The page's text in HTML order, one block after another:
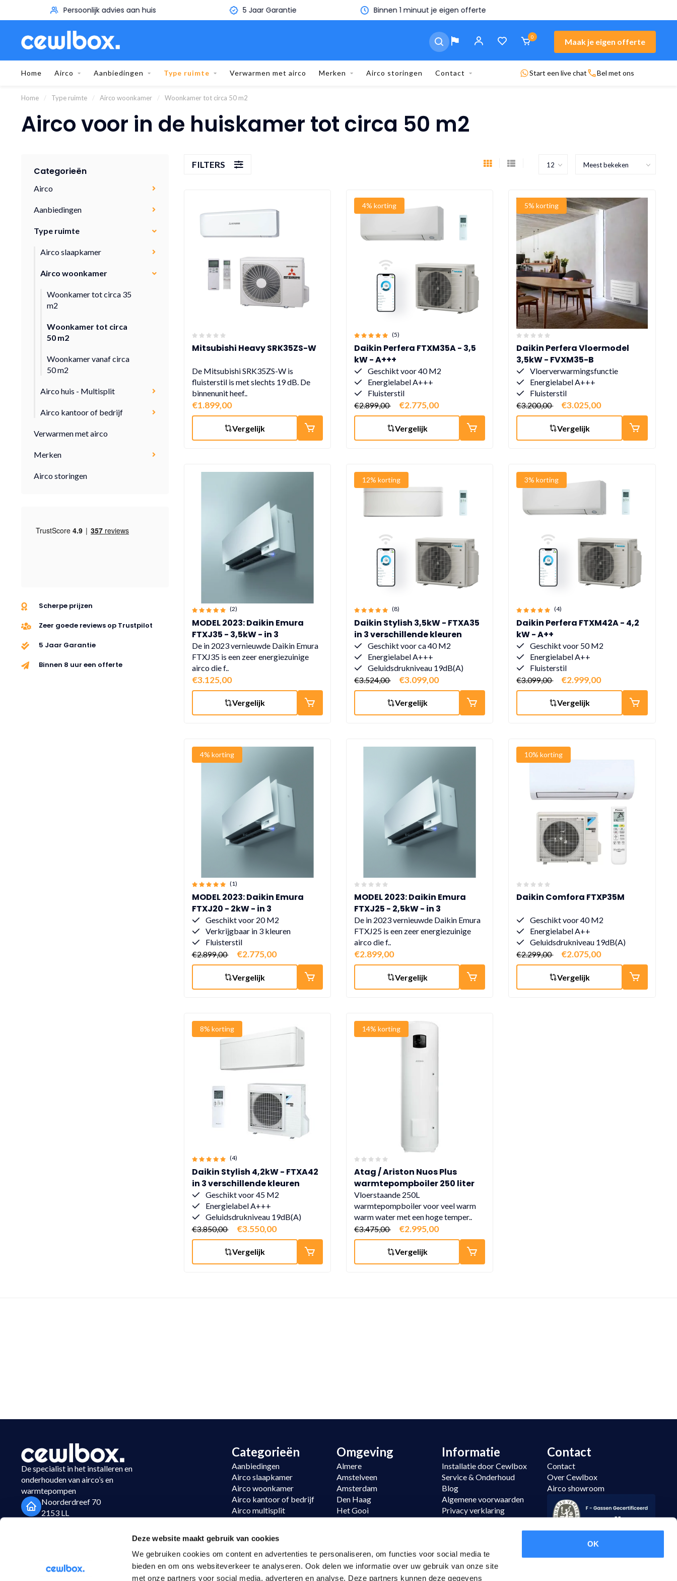
Deze website maakt gebruik van cookies
We gebruiken cookies om content en advertenties te personaliseren, om functies voor social media te
bieden en om ons websiteverkeer te analyseren. Ook delen we informatie over uw gebruik van onze site
met onze partners voor social media, adverteren en analyse. Deze partners kunnen deze gegevens
OK
Persoonlijk advies aan huis 5 Jaar Garantie Binnen 1 minuut je eigen offerte
0 Maak je eigen offerte
Home Airco Aanbiedingen Type ruimte Verwarmen met airco Merken Airco storingen Contact Start een live chat Bel met ons
Home / Type ruimte / Airco woonkamer / Woonkamer tot circa 50 m2
Airco voor in de huiskamer tot circa 50 m2
Categorieën
Airco
Aanbiedingen
Type ruimte
Airco slaapkamer
Airco woonkamer
Woonkamer tot circa 35
m2
Woonkamer tot circa
50 m2
Woonkamer vanaf circa
50 m2
Airco huis - Multisplit
Airco kantoor of bedrijf
Verwarmen met airco
Merken
Airco storingen
Scherpe prijzen
Zeer goede reviews op Trustpilot
5 Jaar Garantie
Binnen 8 uur een offerte
FILTERS
Mitsubishi Heavy SRK35ZS-W
De Mitsubishi SRK35ZS-W is
fluisterstil is met slechts 19 dB. De
binnenunit heef..
€1.899,00
Vergelijk
4% korting
(5)
Daikin Perfera FTXM35A - 3,5
kW - A+++
Geschikt voor 40 M2
Energielabel A+++
Fluisterstil
€2.899,00
€2.775,00
Vergelijk
5% korting
Daikin Perfera Vloermodel
3,5kW - FVXM35-B
Vloerverwarmingsfunctie
Energielabel A+++
Fluisterstil
€3.200,00
€3.025,00
Vergelijk
(2)
MODEL 2023: Daikin Emura
FTXJ35 - 3,5kW - in 3
verschillende kleuren
De in 2023 vernieuwde Daikin Emura
FTXJ35 is een zeer energiezuinige
airco die f..
€3.125,00
Vergelijk
12% korting
(8)
Daikin Stylish 3,5kW - FTXA35
in 3 verschillende kleuren
Geschikt voor ca 40 M2
Energielabel A+++
Geluidsdrukniveau 19dB(A)
€3.524,00
€3.099,00
Vergelijk
3% korting
(4)
Daikin Perfera FTXM42A - 4,2
kW - A++
Geschikt voor 50 M2
Energielabel A++
Fluisterstil
€3.099,00
€2.999,00
Vergelijk
4% korting
(1)
MODEL 2023: Daikin Emura
FTXJ20 - 2kW - in 3
verschillende kleuren
Geschikt voor 20 M2
Verkrijgbaar in 3 kleuren
Fluisterstil
€2.899,00
€2.775,00
Vergelijk
MODEL 2023: Daikin Emura
FTXJ25 - 2,5kW - in 3
verschillende kleuren
De in 2023 vernieuwde Daikin Emura
FTXJ25 is een zeer energiezuinige
airco die f..
€2.899,00
Vergelijk
10% korting
Daikin Comfora FTXP35M
Geschikt voor 40 M2
Energielabel A++
Geluidsdrukniveau 19dB(A)
€2.299,00
€2.075,00
Vergelijk
8% korting
(4)
Daikin Stylish 4,2kW - FTXA42
in 3 verschillende kleuren
Geschikt voor 45 M2
Energielabel A+++
Geluidsdrukniveau 19dB(A)
€3.850,00
€3.550,00
Vergelijk
14% korting
Atag / Ariston Nuos Plus
warmtepompboiler 250 liter
warmtepompboiler met wifi
(subsidie € 925,-)
Vloerstaande 250L
warmtepompboiler voor veel warm
warm water met een hoge temper..
€3.475,00
€2.995,00
Vergelijk
De specialist in het installeren en
onderhouden van airco’s en
warmtepompen
Noorderdreef 70
2153 LL
Categorieën
Aanbiedingen
Airco slaapkamer
Airco woonkamer
Airco kantoor of bedrijf
Airco multisplit
LG
Omgeving
Almere
Amstelveen
Amsterdam
Den Haag
Het Gooi
Informatie
Installatie door Cewlbox
Service & Onderhoud
Blog
Algemene voorwaarden
Privacy verklaring
Contact
Contact
Over Cewlbox
Airco showroom